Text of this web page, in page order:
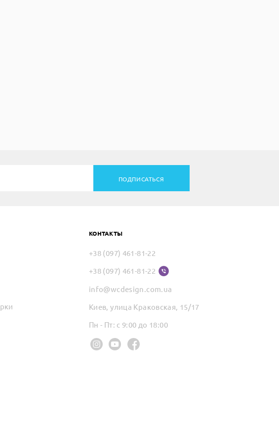
ПОДПИСАТЬСЯ
КОНТАКТЫ
+38 (097) 461-81-22
+38 (097) 461-81-22
info@wcdesign.com.ua
Киев, улица Краковская, 15/17
Пн - Пт: с 9:00 до 18:00